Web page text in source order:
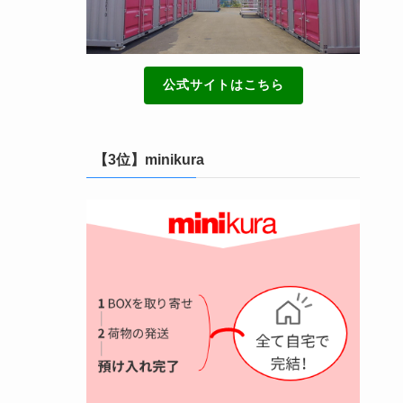
公式サイトはこちら
【3位】minikura